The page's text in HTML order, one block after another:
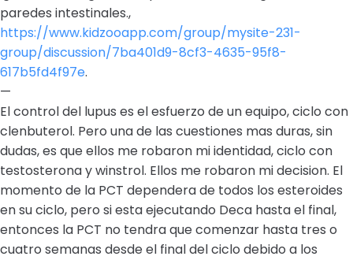
paredes intestinales.,
https://www.kidzooapp.com/group/mysite-231-
group/discussion/7ba401d9-8cf3-4635-95f8-
617b5fd4f97e.
—
El control del lupus es el esfuerzo de un equipo, ciclo con
clenbuterol. Pero una de las cuestiones mas duras, sin
dudas, es que ellos me robaron mi identidad, ciclo con
testosterona y winstrol. Ellos me robaron mi decision. El
momento de la PCT dependera de todos los esteroides
en su ciclo, pero si esta ejecutando Deca hasta el final,
entonces la PCT no tendra que comenzar hasta tres o
cuatro semanas desde el final del ciclo debido a los